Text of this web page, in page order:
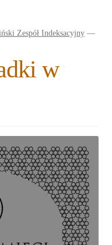
potomne
Rozwiń
menu
potomne
Rozwiń
menu
potomne
Rozwiń
menu
potomne
Zespół Indeksacyjny —
w